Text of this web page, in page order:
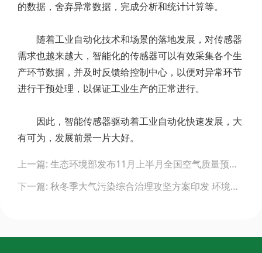
的数据，舍弃异常数据，完成分析和统计计算等。
随着工业自动化技术和场景的落地发展，对传感器
需求也越来越大，智能化的传感器可以有效采集各个生
产环节数据，并及时反馈给控制中心，以便对异常环节
进行干预处理，以保证工业生产的正常进行。
因此，智能传感器驱动着工业自动化快速发展，大
有可为，发展前景一片大好。
navigation
上一篇: 生态环境部发布11月上半月全国空气质量预报会商结果
下一篇: 秋冬季大气污染综合治理攻坚方案印发 环境监测仪器迎来新需求